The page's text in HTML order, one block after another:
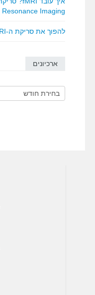
Resonance Imaging
להפוך את סריקת ה-MRI לקונצרט של מוזיקה קלאסית
ארכיונים
ארכיונים